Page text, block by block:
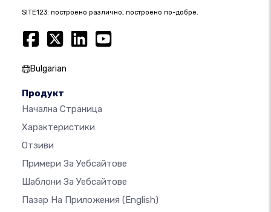
SITE123: построено различно, построено по-добре.
Bulgarian
Продукт
Начална Страница
Характеристики
Отзиви
Примери За Уебсайтове
Шаблони За Уебсайтове
Пазар На Приложения (English)